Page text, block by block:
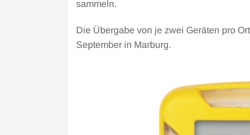
sammeln.
Die Übergabe von je zwei Geräten pro
September in Marburg.